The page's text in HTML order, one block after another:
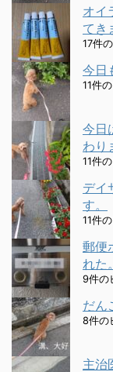
オイ
てき
17件
今日
11件
今日
わり
11件
デイ
す。
11件
郵便
れた
9件の
だん
8件の
主治